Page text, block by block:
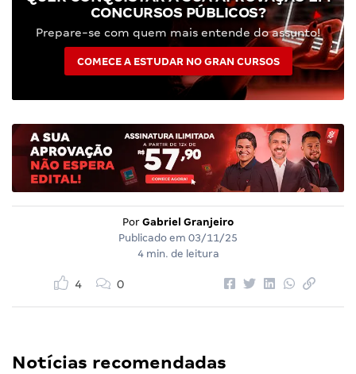
CONCURSOS PÚBLICOS?
Prepare-se com quem mais entende do assunto!
COMECE A ESTUDAR NO GRAN CURSOS
Por Gabriel Granjeiro
Publicado em 03/11/25
4 min. de leitura
4 0
Notícias recomendadas